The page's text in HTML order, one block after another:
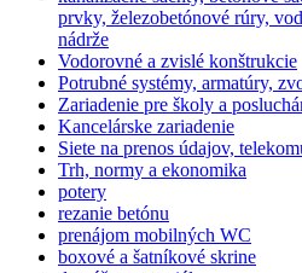
prvky, železobetónové rúry,
nádrže
Vodorovné a zvislé konštrukcie
Potrubné systémy, armatúry,
Zariadenie pre školy a
Kancelárske zariadenie
Siete na prenos údajov,
Trh, normy a ekonomika
potery
rezanie betónu
prenájom mobilných WC
boxové a šatníkové skrine